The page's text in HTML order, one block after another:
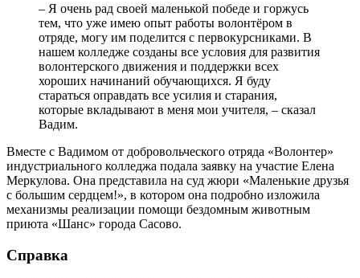
– Я очень рад своей маленькой победе и горжусь
тем, что уже имею опыт работы волонтёром в
отряде, могу им поделится с первокурсниками. В
нашем колледже созданы все условия для развития
волонтерского движения и поддержки всех
хороших начинаний обучающихся. Я буду
стараться оправдать все усилия и старания,
которые вкладывают в меня мои учителя, – сказал
Вадим.
Вместе с Вадимом от добровольческого отряда «Волонтер»
индустриального колледжа подала заявку на участие Елена
Меркулова. Она представила на суд жюри «Маленькие друзья
с большим сердцем!», в котором она подробно изложила
механизмы реализации помощи бездомным животным
приюта «Шанс» города Сасово.
Справка